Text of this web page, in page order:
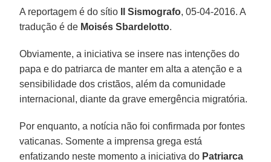
A reportagem é do sítio Il Sismografo, 05-04-2016. A
tradução é de Moisés Sbardelotto.
Obviamente, a iniciativa se insere nas intenções do
papa e do patriarca de manter em alta a atenção e a
sensibilidade dos cristãos, além da comunidade
internacional, diante da grave emergência migratória.
Por enquanto, a notícia não foi confirmada por fontes
vaticanas. Somente a imprensa grega está
enfatizando neste momento a iniciativa do Patriarca